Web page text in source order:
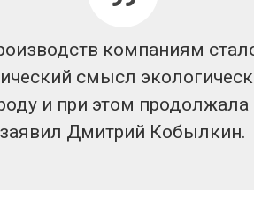
компаниям
смысл
и при этом
заявил Дмитрий Кобылкин.